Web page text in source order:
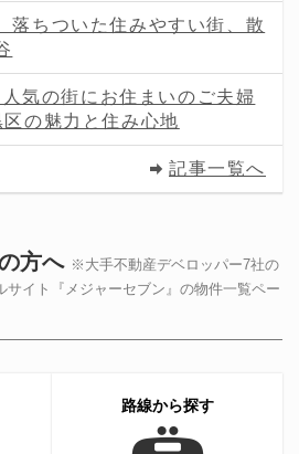
落ちついた住みやすい街、散
人気の街にお住まいのご夫婦
の魅力と住み心地
記事一覧へ
方へ ※大手不動産デベロッパー7社の
サイト『メジャーセブン』の物件一覧ペー
路線から探す